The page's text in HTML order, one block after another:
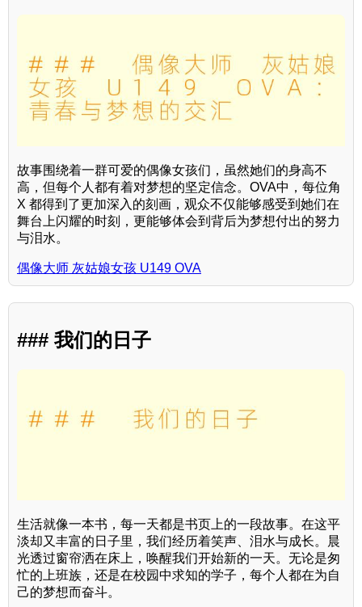
故事围绕着一群可爱的偶像女孩们，虽然她们的身高不
高，但每个人都有着对梦想的坚定信念。OVA中，每位角
X 都得到了更加深入的刻画，观众不仅能够感受到她们在
舞台上闪耀的时刻，更能够体会到背后为梦想付出的努力
与泪水。
偶像大师 灰姑娘女孩 U149 OVA
### 我们的日子
生活就像一本书，每一天都是书页上的一段故事。在这平
淡却又丰富的日子里，我们经历着笑声、泪水与成长。晨
光透过窗帘洒在床上，唤醒我们开始新的一天。无论是匆
忙的上班族，还是在校园中求知的学子，每个人都在为自
己的梦想而奋斗。